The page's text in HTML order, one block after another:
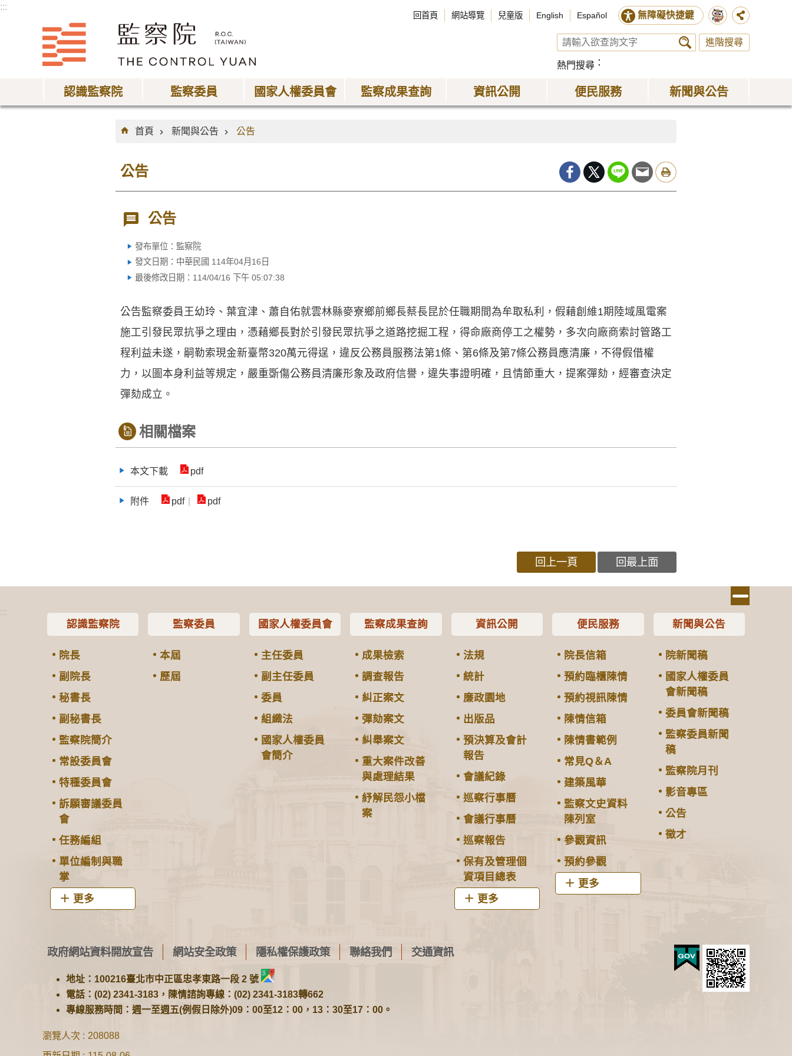
:::
回首頁 網站導覽 兒童版 English Español 無障礙快捷鍵
進階搜尋
熱門搜尋
認識監察院 監察委員 國家人權委員會 監察成果查詢 資訊公開 便民服務 新聞與公告
:::
首頁
新聞與公告 公告
公告
公告
發布單位：監察院
發文日期：中華民國 114年04月16日
最後修改日期：114/04/16 下午 05:07:38
公告監察委員王幼玲、葉宜津、蕭自佑就雲林縣麥寮鄉前鄉長蔡長昆於任職期間為牟取私利，假藉創維1期陸域風電案
施工引發民眾抗爭之理由，憑藉鄉長對於引發民眾抗爭之道路挖掘工程，得命廠商停工之權勢，多次向廠商索討管路工
程利益未遂，嗣勒索現金新臺幣320萬元得逞，違反公務員服務法第1條、第6條及第7條公務員應清廉，不得假借權
力，以圖本身利益等規定，嚴重斲傷公務員清廉形象及政府信譽，違失事證明確，且情節重大，提案彈劾，經審查決定
彈劾成立。
相關檔案
本文下載 pdf
附件 pdf pdf
回上一頁 回最上面
:::
認識監察院
院長
副院長
秘書長
副秘書長
監察院簡介
常設委員會
特種委員會
訴願審議委員
會
任務編組
單位編制與職
掌
更多
監察委員
本屆
歷屆
國家人權委員會
主任委員
副主任委員
委員
組織法
國家人權委員
會簡介
監察成果查詢
成果檢索
調查報告
糾正案文
彈劾案文
糾舉案文
重大案件改善
與處理結果
紓解民怨小檔
案
資訊公開
法規
統計
廉政園地
出版品
預決算及會計
報告
會議紀錄
巡察行事曆
會議行事曆
巡察報告
保有及管理個
資項目總表
更多
便民服務
院長信箱
預約臨櫃陳情
預約視訊陳情
陳情信箱
陳情書範例
常見Q＆A
建築風華
監察文史資料
陳列室
參觀資訊
預約參觀
更多
新聞與公告
院新聞稿
國家人權委員
會新聞稿
委員會新聞稿
監察委員新聞
稿
監察院月刊
影音專區
公告
徵才
政府網站資料開放宣告 網站安全政策 隱私權保護政策 聯絡我們 交通資訊
地址：100216臺北市中正區忠孝東路一段 2 號
電話：(02) 2341-3183，陳情諮詢專線：(02) 2341-3183轉662
專線服務時間：週一至週五(例假日除外)09：00至12：00，13：30至17：00。
瀏覽人次
208088